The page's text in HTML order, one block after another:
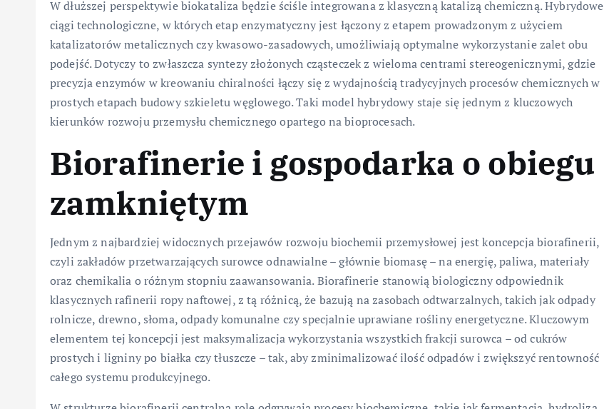
W dłuższej perspektywie biokataliza będzie ściśle integrowana z klasyczną katalizą chemiczną. Hybrydowe
ciągi technologiczne, w których etap enzymatyczny jest łączony z etapem prowadzonym z użyciem
katalizatorów metalicznych czy kwasowo-zasadowych, umożliwiają optymalne wykorzystanie zalet obu
podejść. Dotyczy to zwłaszcza syntezy złożonych cząsteczek z wieloma centrami stereogenicznymi, gdzie
precyzja enzymów w kreowaniu chiralności łączy się z wydajnością tradycyjnych procesów chemicznych w
prostych etapach budowy szkieletu węglowego. Taki model hybrydowy staje się jednym z kluczowych
kierunków rozwoju przemysłu chemicznego opartego na bioprocesach.
Biorafinerie i gospodarka o obiegu
zamkniętym
Jednym z najbardziej widocznych przejawów rozwoju biochemii przemysłowej jest koncepcja biorafinerii,
czyli zakładów przetwarzających surowce odnawialne – głównie biomasę – na energię, paliwa, materiały
oraz chemikalia o różnym stopniu zaawansowania. Biorafinerie stanowią biologiczny odpowiednik
klasycznych rafinerii ropy naftowej, z tą różnicą, że bazują na zasobach odtwarzalnych, takich jak odpady
rolnicze, drewno, słoma, odpady komunalne czy specjalnie uprawiane rośliny energetyczne. Kluczowym
elementem tej koncepcji jest maksymalizacja wykorzystania wszystkich frakcji surowca – od cukrów
prostych i ligniny po białka czy tłuszcze – tak, aby zminimalizować ilość odpadów i zwiększyć rentowność
całego systemu produkcyjnego.